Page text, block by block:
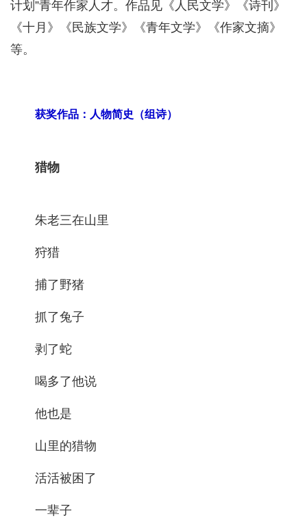
计划”青年作家人才。作品见《人民文学》《诗刊》
《十月》《民族文学》《青年文学》《作家文摘》
等。
获奖作品：人物简史（组诗）
猎物
朱老三在山里
狩猎
捕了野猪
抓了兔子
剥了蛇
喝多了他说
他也是
山里的猎物
活活被困了
一辈子